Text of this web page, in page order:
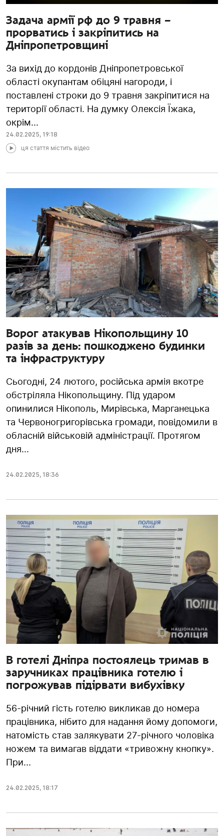
Задача армії рф до 9 травня –
прорватись і закріпитись на
Дніпропетровщині
За вихід до кордонів Дніпропетровської
області окупантам обіцяні нагороди, і
поставлені строки до 9 травня закріпитися на
території області. На думку Олексія Їжака,
окрім...
24.02.2025, 19:18
ця стаття містить відео
Ворог атакував Нікопольщину 10
разів за день: пошкоджено будинки
та інфраструктуру
Сьогодні, 24 лютого, російська армія вкотре
обстріляла Нікопольщину. Під ударом
опинилися Нікополь, Мирівська, Марганецька
та Червоногригорівська громади, повідомили в
обласній військовій адміністрації. Протягом
дня...
24.02.2025, 18:36
В готелі Дніпра постоялець тримав в
заручниках працівника готелю і
погрожував підірвати вибухівку
56-річний гість готелю викликав до номера
працівника, нібито для надання йому допомоги,
натомість став залякувати 27-річного чоловіка
ножем та вимагав віддати «тривожну кнопку».
При...
24.02.2025, 18:17